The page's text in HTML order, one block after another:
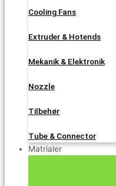
Cooling Fans
Extruder & Hotends
Mekanik & Elektronik
Nozzle
Tilbehør
Tube & Connector
Matrialer